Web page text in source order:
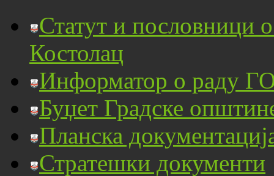
Статут и пословници
Костолац
Информатор о раду
Буџет Градске
Планска
Стратешки документи